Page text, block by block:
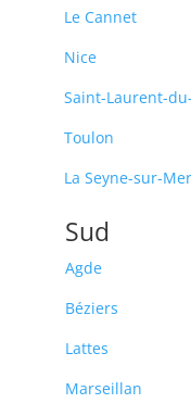
Le Cannet
Nice
Saint-Laurent-
Toulon
La Seyne-sur-Mer
Sud
Agde
Béziers
Lattes
Marseillan